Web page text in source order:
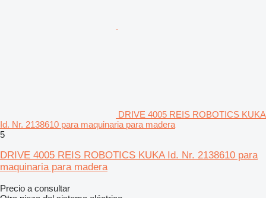
DRIVE 4005 REIS ROBOTICS KUKA
Id. Nr. 2138610 para maquinaria para madera
5
DRIVE 4005 REIS ROBOTICS KUKA Id. Nr. 2138610 para
maquinaria para madera
Precio a consultar